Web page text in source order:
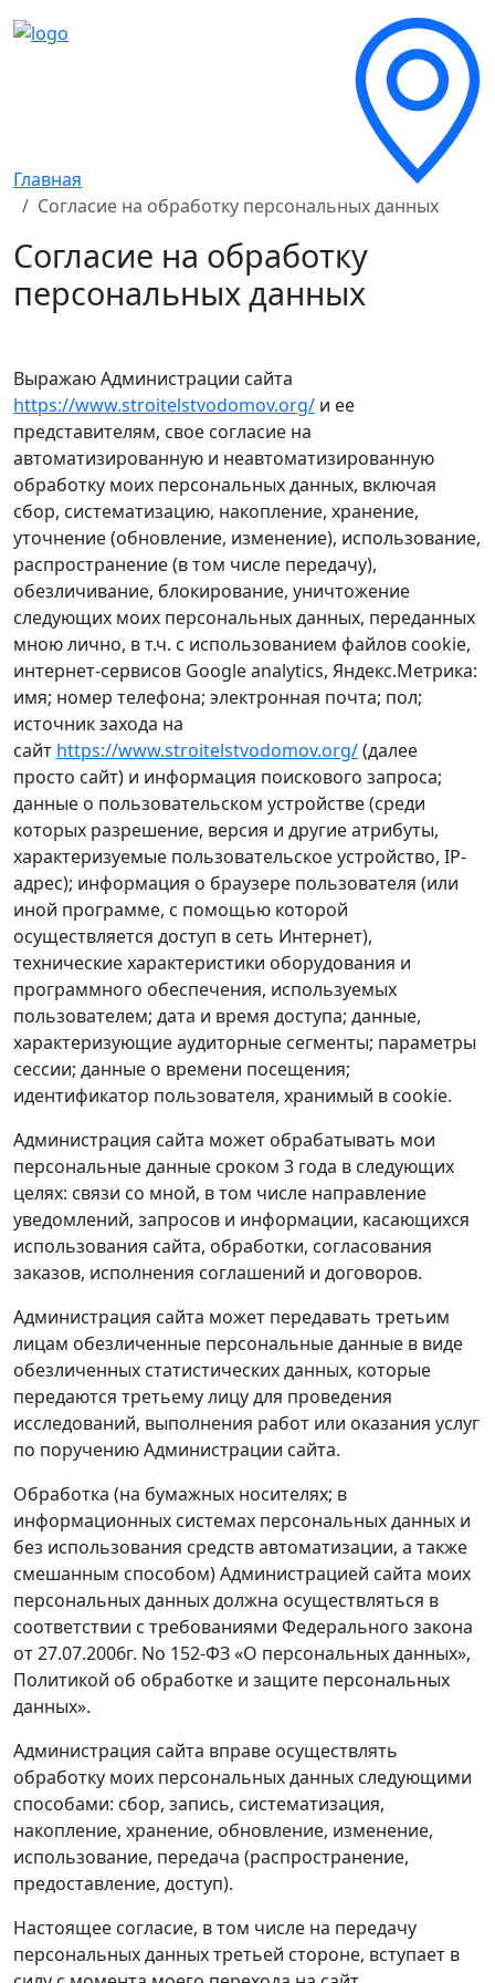
Главная
Согласие на обработку персональных данных
Согласие на обработку
персональных данных
Выражаю Администрации сайта
https://www.stroitelstvodomov.org/ и ее
представителям, свое согласие на
автоматизированную и неавтоматизированную
обработку моих персональных данных, включая
сбор, систематизацию, накопление, хранение,
уточнение (обновление, изменение), использование,
распространение (в том числе передачу),
обезличивание, блокирование, уничтожение
следующих моих персональных данных, переданных
мною лично, в т.ч. с использованием файлов cookie,
интернет-сервисов Google analytics, Яндекс.Метрика:
имя; номер телефона; электронная почта; пол;
источник захода на
сайт https://www.stroitelstvodomov.org/(далее
просто сайт) и информация поискового запроса;
данные о пользовательском устройстве (среди
которых разрешение, версия и другие атрибуты,
характеризуемые пользовательское устройство, IP-
адрес); информация о браузере пользователя (или
иной программе, с помощью которой
осуществляется доступ в сеть Интернет),
технические характеристики оборудования и
программного обеспечения, используемых
пользователем; дата и время доступа; данные,
характеризующие аудиторные сегменты; параметры
сессии; данные о времени посещения;
идентификатор пользователя, хранимый в cookie.
Администрация сайта может обрабатывать мои
персональные данные сроком 3 года в следующих
целях: связи со мной, в том числе направление
уведомлений, запросов и информации, касающихся
использования сайта, обработки, согласования
заказов, исполнения соглашений и договоров.
Администрация сайта может передавать третьим
лицам обезличенные персональные данные в виде
обезличенных статистических данных, которые
передаются третьему лицу для проведения
исследований, выполнения работ или оказания услуг
по поручению Администрации сайта.
Обработка (на бумажных носителях; в
информационных системах персональных данных и
без использования средств автоматизации, а также
смешанным способом) Администрацией сайта моих
персональных данных должна осуществляться в
соответствии с требованиями Федерального закона
от 27.07.2006г. No 152-ФЗ «О персональных данных»,
Политикой об обработке и защите персональных
данных».
Администрация сайта вправе осуществлять
обработку моих персональных данных следующими
способами: сбор, запись, систематизация,
накопление, хранение, обновление, изменение,
использование, передача (распространение,
предоставление, доступ).
Настоящее согласие, в том числе на передачу
персональных данных третьей стороне, вступает в